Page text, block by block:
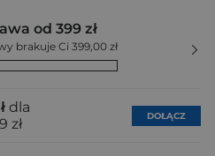
od 399 zł
brakuje Ci 399,00 zł
dla
zł
DOŁĄCZ